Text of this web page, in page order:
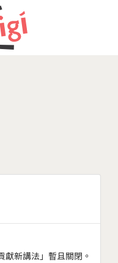
獻新講法」暫且關閉。